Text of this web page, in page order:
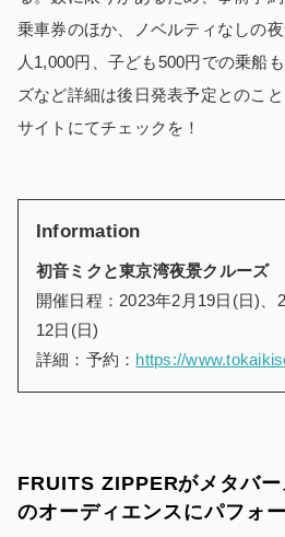
乗車券のほか、ノベルティなしの
人1,000円、子ども500円での乗船
ズなど詳細は後日発表予定とのこ
サイトにてチェックを！
Information
初音ミクと東京湾夜景クルーズ
開催日程：2023年2月19日(日)、
12日(日)
詳細：予約： https://
FRUITS ZIPPERがメタバ
のオーディエンスにパフォ